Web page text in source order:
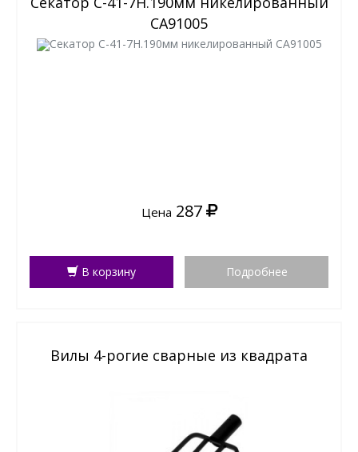
СА91005
Цена 287
В корзину Подробнее
Вилы 4-рогие сварные из квадрата